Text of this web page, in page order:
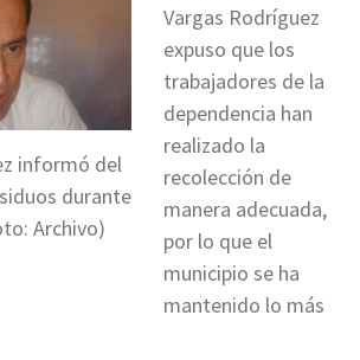
informó del
durante
Archivo)
Vargas Rodríguez
expuso que los
trabajadores de la
dependencia han
realizado la
recolección de
manera adecuada,
por lo que el
municipio se ha
mantenido lo más